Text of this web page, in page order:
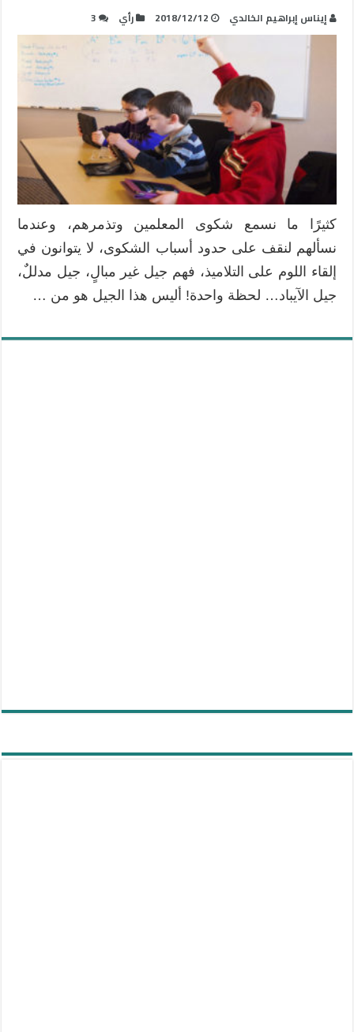
إيناس إبراهيم الخالدي 2018/12/12 رأي 3
كثيرًا ما نسمع شكوى المعلمين وتذمرهم، وعندما
نسألهم لنقف على حدود أسباب الشكوى، لا يتوانون في
إلقاء اللوم على التلاميذ، فهم جيل غير مبالٍ، جيل مدللٌ،
جيل الآيباد… لحظة واحدة! أليس هذا الجيل هو من …